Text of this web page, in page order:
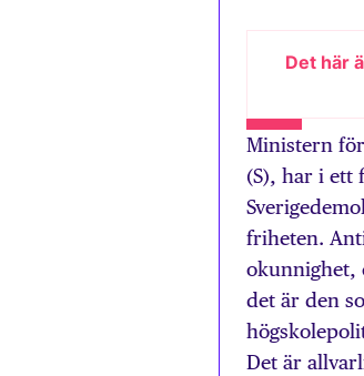
Det här
Ministern
(S), har i ett
friheten.
okunnighet,
det är den
Det är